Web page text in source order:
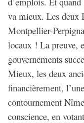
va mieux. Les deux
Montpellier-
locaux ! La preuve,
gouvernements
Mieux, les deux
financièrement,
contournement
conscience, en